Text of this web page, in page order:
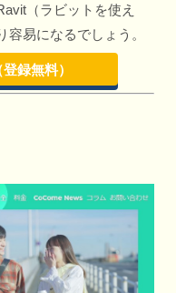
（ラビットを使え
易になるでしょう。
録無料）